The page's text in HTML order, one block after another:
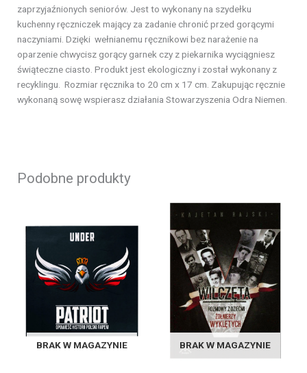
zaprzyjaźnionych seniorów. Jest to wykonany na szydełku
kuchenny ręczniczek mający za zadanie chronić przed gorącymi
naczyniami. Dzięki wełnianemu ręcznikowi bez narażenie na
oparzenie chwycisz gorący garnek czy z piekarnika wyciągniesz
świąteczne ciasto. Produkt jest ekologiczny i został wykonany z
recyklingu. Rozmiar ręcznika to 20 cm x 17 cm. Zakupując ręcznie
wykonaną sowę wspierasz działania Stowarzyszenia Odra Niemen.
Podobne produkty
BRAK W MAGAZYNIE BRAK W MAGAZYNIE